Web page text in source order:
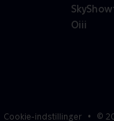
Oiii
Cookie-indstillinger ©